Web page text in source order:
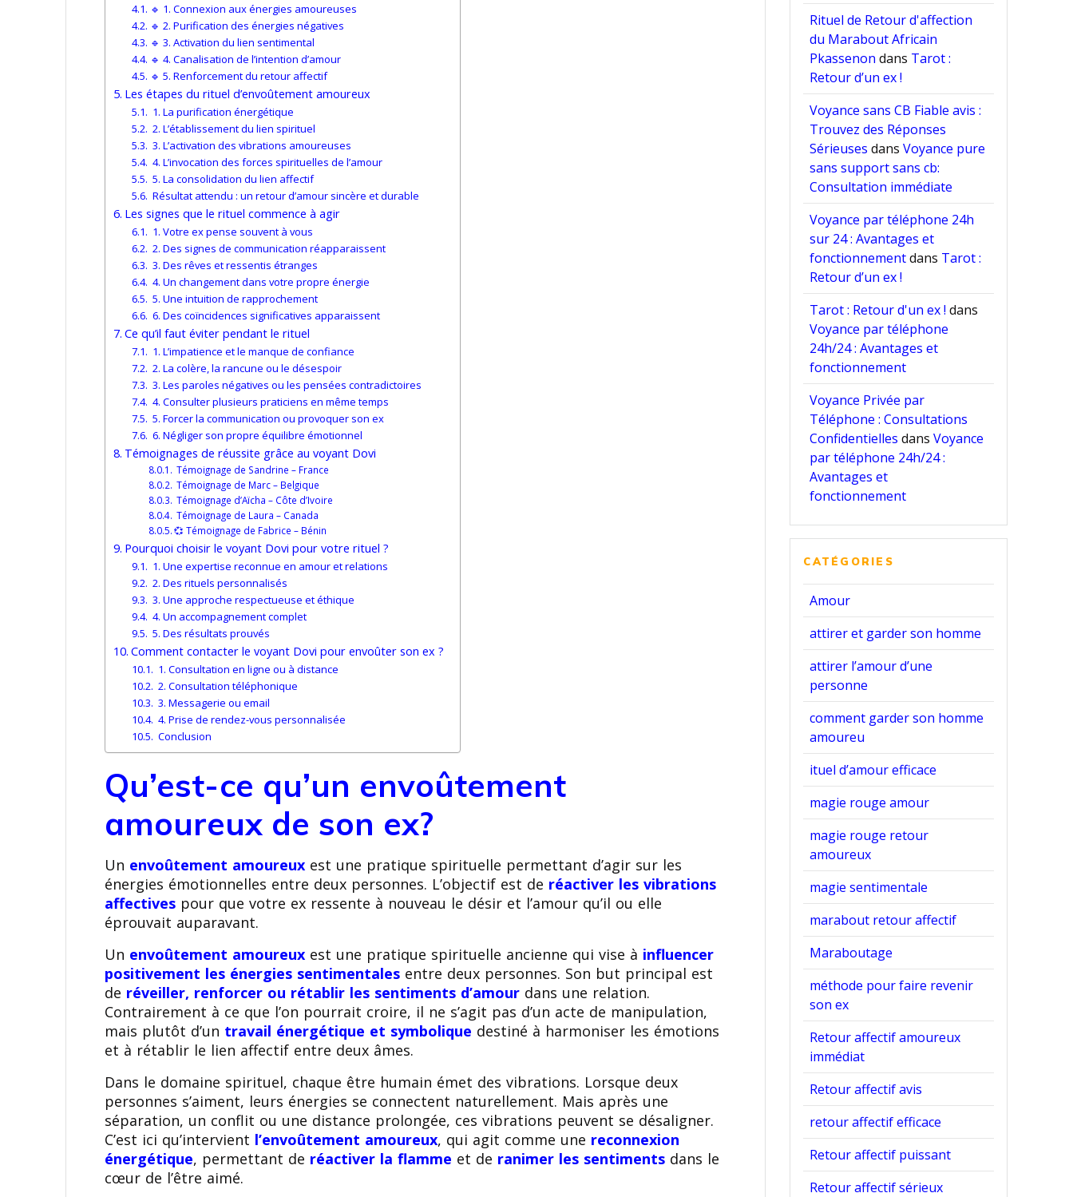
🔹 1. Connexion aux énergies amoureuses
🔹 2. Purification des énergies négatives
🔹 3. Activation du lien sentimental
🔹 4. Canalisation de l’intention d’amour
🔹 5. Renforcement du retour affectif
Les étapes du rituel d’envoûtement amoureux
1. La purification énergétique
2. L’établissement du lien spirituel
3. L’activation des vibrations amoureuses
4. L’invocation des forces spirituelles de l’amour
5. La consolidation du lien affectif
Résultat attendu : un retour d’amour sincère et durable
Les signes que le rituel commence à agir
1. Votre ex pense souvent à vous
2. Des signes de communication réapparaissent
3. Des rêves et ressentis étranges
4. Un changement dans votre propre énergie
5. Une intuition de rapprochement
6. Des coïncidences significatives apparaissent
Ce qu’il faut éviter pendant le rituel
1. L’impatience et le manque de confiance
2. La colère, la rancune ou le désespoir
3. Les paroles négatives ou les pensées contradictoires
4. Consulter plusieurs praticiens en même temps
5. Forcer la communication ou provoquer son ex
6. Négliger son propre équilibre émotionnel
Témoignages de réussite grâce au voyant Dovi
Témoignage de Sandrine – France
Témoignage de Marc – Belgique
Témoignage d’Aïcha – Côte d’Ivoire
Témoignage de Laura – Canada
💞 Témoignage de Fabrice – Bénin
Pourquoi choisir le voyant Dovi pour votre rituel ?
1. Une expertise reconnue en amour et relations
2. Des rituels personnalisés
3. Une approche respectueuse et éthique
4. Un accompagnement complet
5. Des résultats prouvés
Comment contacter le voyant Dovi pour envoûter son ex ?
1. Consultation en ligne ou à distance
2. Consultation téléphonique
3. Messagerie ou email
4. Prise de rendez-vous personnalisée
Conclusion
Qu’est-ce qu’un envoûtement
amoureux de son ex?
Un envoûtement amoureux est une pratique spirituelle permettant d’agir sur les
énergies émotionnelles entre deux personnes. L’objectif est de réactiver les vibrations
affectives pour que votre ex ressente à nouveau le désir et l’amour qu’il ou elle
éprouvait auparavant.
Un envoûtement amoureux est une pratique spirituelle ancienne qui vise à influencer
positivement les énergies sentimentales entre deux personnes. Son but principal est
de réveiller, renforcer ou rétablir les sentiments d’amour dans une relation.
Contrairement à ce que l’on pourrait croire, il ne s’agit pas d’un acte de manipulation,
mais plutôt d’un travail énergétique et symbolique destiné à harmoniser les émotions
et à rétablir le lien affectif entre deux âmes.
Dans le domaine spirituel, chaque être humain émet des vibrations. Lorsque deux
personnes s’aiment, leurs énergies se connectent naturellement. Mais après une
séparation, un conflit ou une distance prolongée, ces vibrations peuvent se désaligner.
C’est ici qu’intervient l’envoûtement amoureux, qui agit comme une reconnexion
énergétique, permettant de réactiver la flamme et de ranimer les sentiments dans le
cœur de l’être aimé.
Rituel de Retour d'affection
du Marabout Africain
Pkassenon dans Tarot :
Retour d’un ex !
Voyance sans CB Fiable avis :
Trouvez des Réponses
Sérieuses dansVoyance pure
sans support sans cb:
Consultation immédiate
Voyance par téléphone 24h
sur 24 : Avantages et
fonctionnementdans Tarot :
Retour d’un ex !
Tarot : Retour d'un ex ! dans
Voyance par téléphone
24h/24 : Avantages et
fonctionnement
Voyance Privée par
Téléphone : Consultations
Confidentielles dansVoyance
par téléphone 24h/24 :
Avantages et
fonctionnement
CATÉGORIES
Amour
attirer et garder son homme
attirer l’amour d’une
personne
comment garder son homme
amoureu
ituel d’amour efficace
magie rouge amour
magie rouge retour
amoureux
magie sentimentale
marabout retour affectif
Maraboutage
méthode pour faire revenir
son ex
Retour affectif amoureux
immédiat
Retour affectif avis
retour affectif efficace
Retour affectif puissant
Retour affectif sérieux